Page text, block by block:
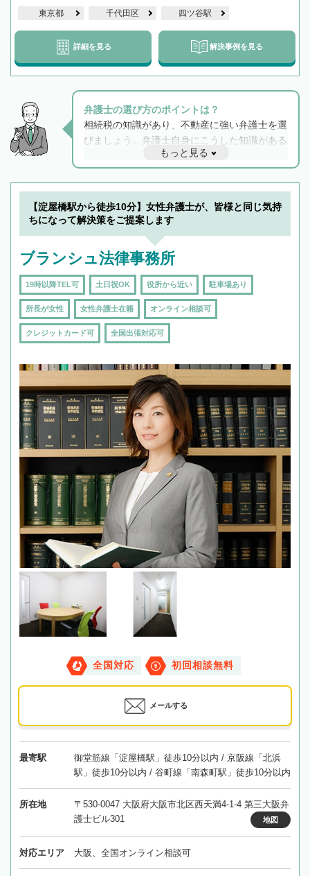
東京都 千代田区 四ツ谷駅
詳細を見る 解決事例を見る
弁護士の選び方のポイントは？
相続税の知識があり、不動産に強い弁護士を選
びましょう。弁護士自身にこうした知識がある
と他士業との連携もスムーズに進み、トラブル
解決のみならず相続をトータルで任せることが
できます。また、相続は感情がからむ分野なの
でフィーリングも重要です。実際に電話や面談
で複数の弁護士と会話をしてウマが合う方に依
もっと見る
【淀屋橋駅から徒歩10分】女性弁護士が、皆様と同じ気持
ちになって解決策をご提案します
ブランシュ法律事務所
19時以降TEL可 土日祝OK 役所から近い 駐車場あり
所長が女性 女性弁護士在籍 オンライン相談可
クレジットカード可 全国出張対応可
全国対応 初回相談無料
メールする
最寄駅
御堂筋線「淀屋橋駅」徒歩10分以内 / 京阪線「北浜
駅」徒歩10分以内 / 谷町線「南森町駅」徒歩10分以内
所在地
〒530-0047 大阪府大阪市北区西天満4-1-4 第三大阪弁
護士ビル301
地図
対応エリア 大阪、全国オンライン相談可